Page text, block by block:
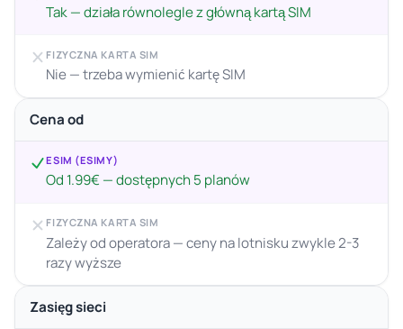
Tak — działa równolegle z główną kartą SIM
FIZYCZNA KARTA SIM
Nie — trzeba wymienić kartę SIM
Cena od
ESIM (ESIMY)
Od 1.99€ — dostępnych 5 planów
FIZYCZNA KARTA SIM
Zależy od operatora — ceny na lotnisku zwykle 2-3
razy wyższe
Zasięg sieci